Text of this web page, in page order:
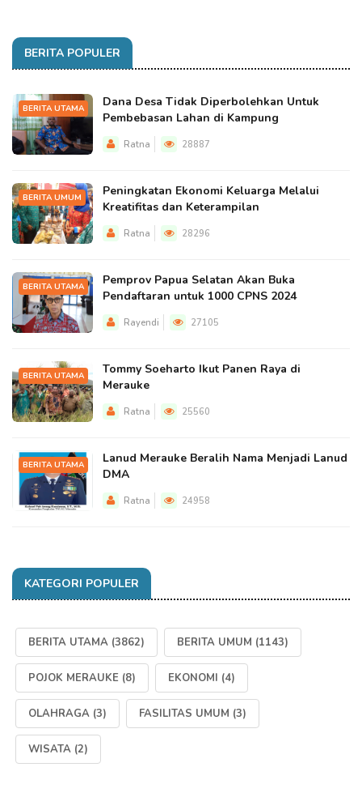
BERITA POPULER
BERITA UTAMA
Dana Desa Tidak Diperbolehkan Untuk
Pembebasan Lahan di Kampung
Ratna 28887
BERITA UMUM
Peningkatan Ekonomi Keluarga Melalui
Kreatifitas dan Keterampilan
Ratna 28296
BERITA UTAMA
Pemprov Papua Selatan Akan Buka
Pendaftaran untuk 1000 CPNS 2024
Rayendi 27105
BERITA UTAMA
Tommy Soeharto Ikut Panen Raya di
Merauke
Ratna 25560
BERITA UTAMA
Lanud Merauke Beralih Nama Menjadi Lanud
DMA
Ratna 24958
KATEGORI POPULER
BERITA UTAMA (3862) BERITA UMUM (1143)
POJOK MERAUKE (8) EKONOMI (4)
OLAHRAGA (3) FASILITAS UMUM (3)
WISATA (2)